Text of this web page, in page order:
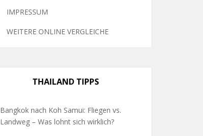
IMPRESSUM
WEITERE ONLINE VERGLEICHE
THAILAND TIPPS
Bangkok nach Koh Samui: Fliegen vs.
Landweg – Was lohnt sich wirklich?